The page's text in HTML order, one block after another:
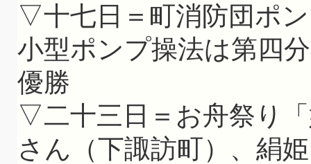
▽十七日＝町消防団ポ
小型ポンプ操法は第四
優勝
▽二十三日＝お舟祭り
さん（下諏訪町）、絹